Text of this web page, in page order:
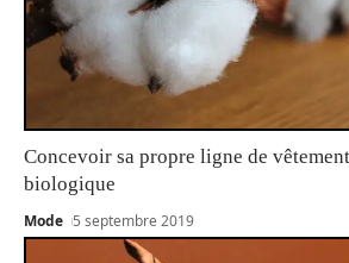
Concevoir sa propre ligne de
biologique
Mode 5 septembre 2019